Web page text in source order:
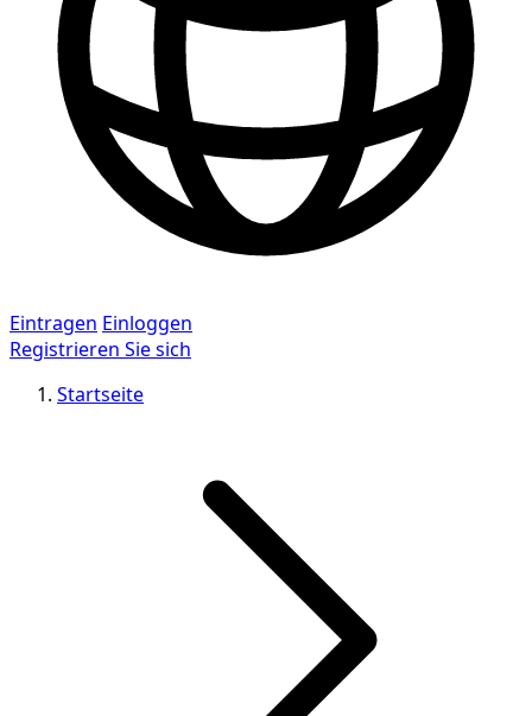
Eintragen Einloggen
Registrieren Sie sich
Startseite